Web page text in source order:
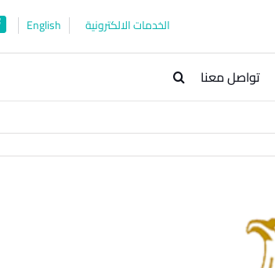
الخدمات الالكترونية English
تواصل معنا